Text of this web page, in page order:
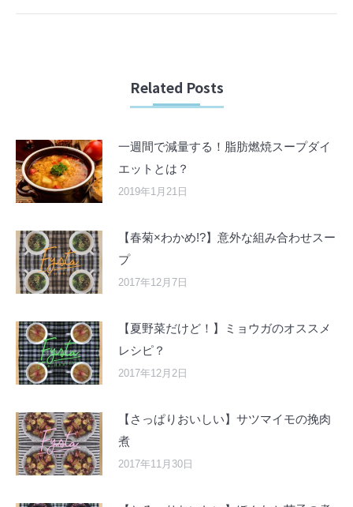
Related Posts
一週間で減量する！脂肪燃焼スープダイ
エットとは？
2019年1月21日
【春菊×わかめ!?】意外な組み合わせスー
プ
2017年12月7日
【夏野菜だけど！】ミョウガのオススメ
レシピ？
2017年12月2日
【さっぱりおいしい】サツマイモの挽肉
煮
2017年11月30日